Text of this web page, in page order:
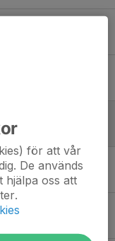
för att vår
De används
hjälpa oss att